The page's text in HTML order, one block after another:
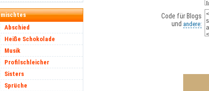
Abschied
Heiße Schokolade
Musik
Profilschleicher
Sisters
Sprüche
Code für Blogs
und andere: